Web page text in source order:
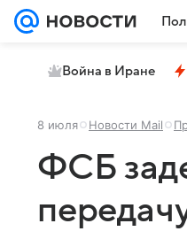
Война в Иране
8 июля Новости Mail
ФСБ